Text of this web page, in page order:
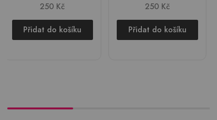
250 Kč
Přidat do košíku
250 Kč
Přidat do košíku